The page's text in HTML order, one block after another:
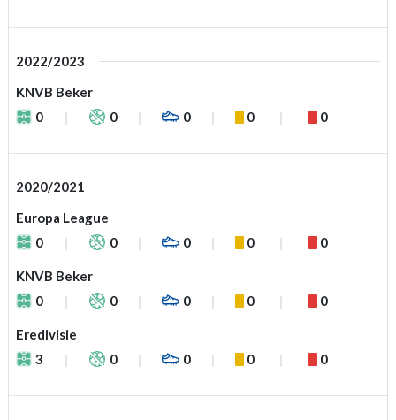
2022/2023
KNVB Beker
0
0 0 0 0
2020/2021
Europa League
0
0 0 0 0
KNVB Beker
0
0 0 0 0
Eredivisie
3
0 0 0 0